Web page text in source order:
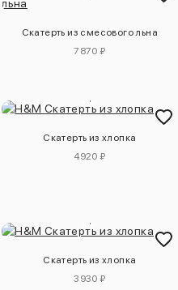
Скатерть из смесового льна
7870 ₽
Скатерть из хлопка
4920 ₽
Скатерть из хлопка
3930 ₽